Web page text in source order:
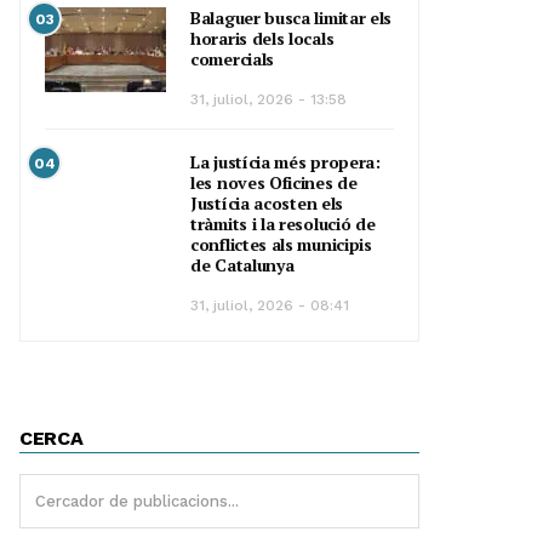
03
Balaguer busca limitar els
horaris dels locals
comercials
31, juliol, 2026 - 13:58
04
La justícia més propera:
les noves Oficines de
Justícia acosten els
tràmits i la resolució de
conflictes als municipis
de Catalunya
31, juliol, 2026 - 08:41
CERCA